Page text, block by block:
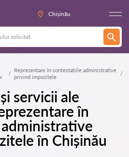
Chișinău
Reprezentare în contestațiile administrative
privind impozitele
servicii ale
în
în Chișinău